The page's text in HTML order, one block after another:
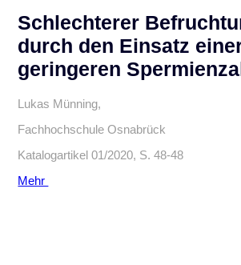
Schlechterer
durch den Einsatz
geringeren
Lukas Münning,
Fachhochschule Osnabrück
Katalogartikel 01/2020, S. 48-48
Mehr